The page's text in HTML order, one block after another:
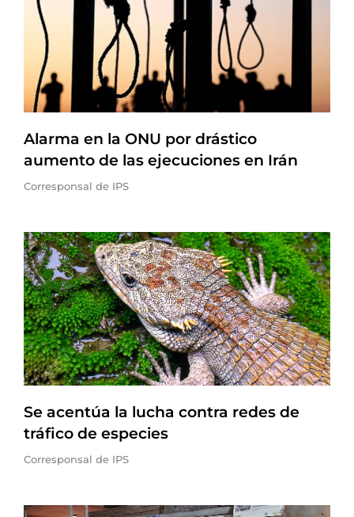
Alarma en la ONU por drástico
aumento de las ejecuciones en Irán
Corresponsal de IPS
Se acentúa la lucha contra redes de
tráfico de especies
Corresponsal de IPS